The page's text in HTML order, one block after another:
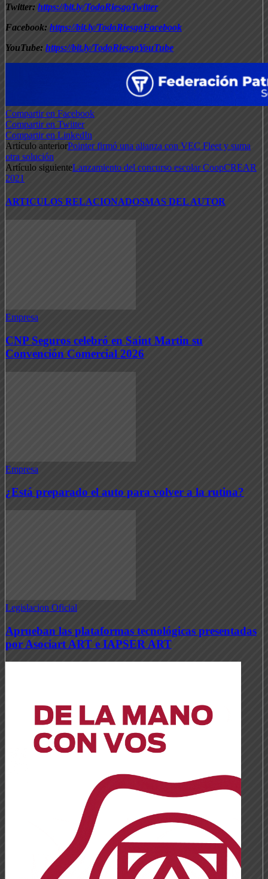
Twitter: https://bit.ly/TodoRiesgoTwitter
Facebook: https://bit.ly/TodoRiesgoFacebook
YouTube: https://bit.ly/TodoRiesgoYouTube
Compartir en Facebook
Compartir en Twitter
Compartir en LinkedIn
Artículo anteriorPointer firmó una alianza con VEC Fleet y suma
otra solución
Artículo siguienteLanzamiento del concurso escolar CoopCREAR
2021
ARTICULOS RELACIONADOSMAS DEL AUTOR
Empresa
CNP Seguros celebró en Saint Martin su
Convención Comercial 2026
Empresa
¿Está preparado el auto para volver a la rutina?
Legislacion Oficial
Aprueban las plataformas tecnológicas presentadas
por Asociart ART e IAPSER ART